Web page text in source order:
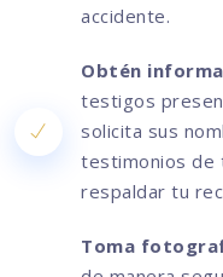
accidente.
Obtén
testigos
solicita sus
testimonios de
respaldar tu
Toma